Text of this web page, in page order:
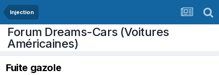
Injection
Forum Dreams-Cars (Voitures
Américaines)
Fuite gazole